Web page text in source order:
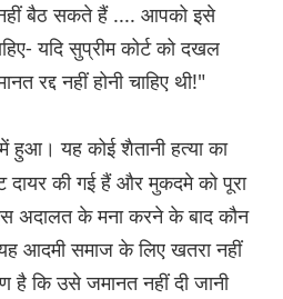
बैठ सकते हैं .... आपको इसे
यदि सुप्रीम कोर्ट को दखल
रद्द नहीं होनी चाहिए थी!"
में हुआ। यह कोई शैतानी हत्या का
दायर की गई हैं और मुकदमे को पूरा
अदालत के मना करने के बाद कौन
आदमी समाज के लिए खतरा नहीं
कि उसे जमानत नहीं दी जानी